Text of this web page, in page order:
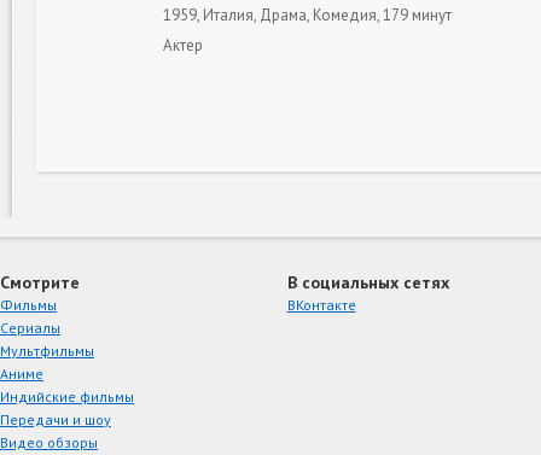
1959, Италия, Драма, Комедия, 179 минут
Актер
Смотрите
Фильмы
Сериалы
Мультфильмы
Аниме
Индийские фильмы
Передачи и шоу
Видео обзоры
В социальных сетях
ВКонтакте